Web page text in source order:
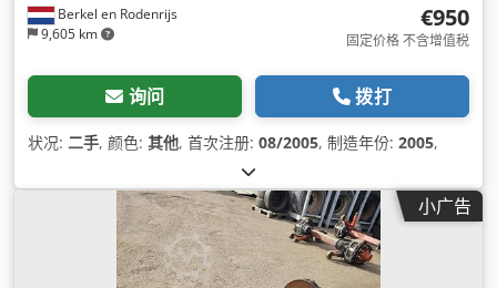
Berkel en Rodenrijs
9,605 km
€950
固定价格 不含增值税
询问 拨打
状况: 二手, 颜色: 其他, 首次注册: 08/2005, 制造年份: 2005,
小广告